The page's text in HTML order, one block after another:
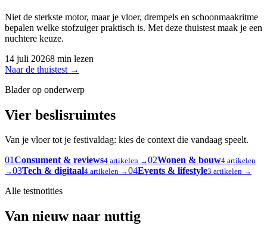
Niet de sterkste motor, maar je vloer, drempels en schoonmaakritme
bepalen welke stofzuiger praktisch is. Met deze thuistest maak je een
nuchtere keuze.
14 juli 20268 min lezen
Naar de thuistest →
Blader op onderwerp
Vier beslisruimtes
Van je vloer tot je festivaldag: kies de context die vandaag speelt.
01Consument & reviews4 artikelen →02Wonen & bouw4 artikelen
→03Tech & digitaal4 artikelen →04Events & lifestyle3 artikelen →
Alle testnotities
Van nieuw naar nuttig